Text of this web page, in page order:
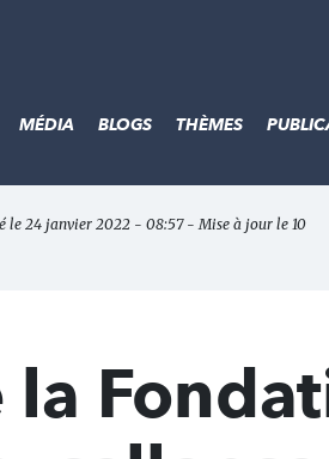
MÉDIA BLOGS THÈMES
le 24 janvier 2022 - 08:57 - Mise à jour le 10